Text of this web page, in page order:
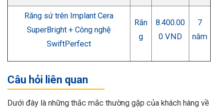
Răng sứ trên Implant Cera
SuperBright + Công nghệ
SwiftPerfect
Răn
g
8.400.00
0 VND
7
năm
Câu hỏi liên quan
Dưới đây là những thắc mắc thường gặp của khách hàng về